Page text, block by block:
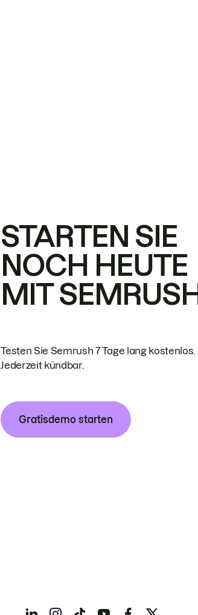
STARTEN SIE
NOCH HEUTE
MIT
Testen Sie Semrush 7 Tage lang kostenlos.
Jederzeit kündbar.
Gratisdemo starten